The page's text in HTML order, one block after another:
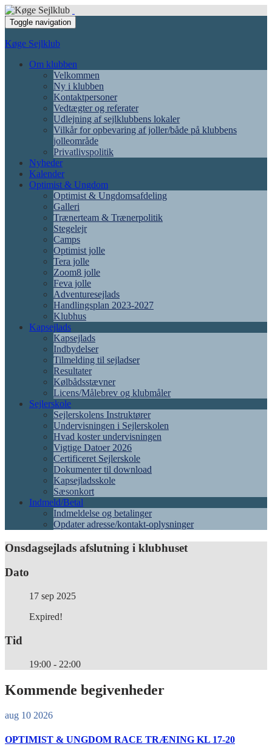
Toggle navigation
Køge Sejlklub
Om klubben
Velkommen
Ny i klubben
Kontaktpersoner
Vedtægter og referater
Udlejning af sejlklubbens lokaler
Vilkår for opbevaring af joller/både på klubbens
jolleområde
Privatlivspolitik
Nyheder
Kalender
Optimist & Ungdom
Optimist & Ungdomsafdeling
Galleri
Trænerteam & Trænerpolitik
Stegelejr
Camps
Optimist jolle
Tera jolle
Zoom8 jolle
Feva jolle
Adventuresejlads
Handlingsplan 2023-2027
Klubhus
Kapsejlads
Kapsejlads
Indbydelser
Tilmelding til sejladser
Resultater
Kølbådsstævner
Licens/Målebrev og klubmåler
Sejlerskole
Sejlerskolens Instruktører
Undervisningen i Sejlerskolen
Hvad koster undervisningen
Vigtige Datoer 2026
Certificeret Sejlerskole
Dokumenter til download
Kapsejladsskole
Sæsonkort
Indmeld/Betal
Indmeldelse og betalinger
Opdater adresse/kontakt-oplysninger
Onsdagsejlads afslutning i klubhuset
Dato
17 sep 2025
Expired!
Tid
19:00 - 22:00
Kommende begivenheder
aug 10 2026
OPTIMIST & UNGDOM RACE TRÆNING KL 17-20